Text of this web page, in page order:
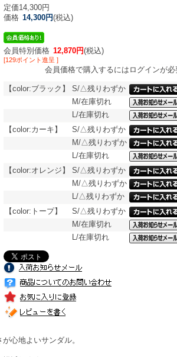
定価14,300円
価格 14,300円(税込)
会員特別価格 12,870円(税込)
[129ポイント進呈 ]
会員価格で購入するにはログインが必
【color:ブラック】
S/△残りわずか
M/在庫切れ
L/在庫切れ
【color:カーキ】
S/△残りわずか
M/△残りわずか
L/在庫切れ
【color:オレンジ】
S/△残りわずか
M/△残りわずか
L/△残りわずか
【color:トープ】
S/△残りわずか
M/在庫切れ
L/在庫切れ
心地よいサンダル。